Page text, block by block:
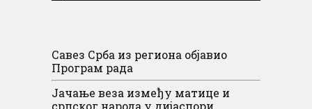
Савез Срба из региона објавио
Програм рада
Јачање веза између матице и
српског народа у дијаспори